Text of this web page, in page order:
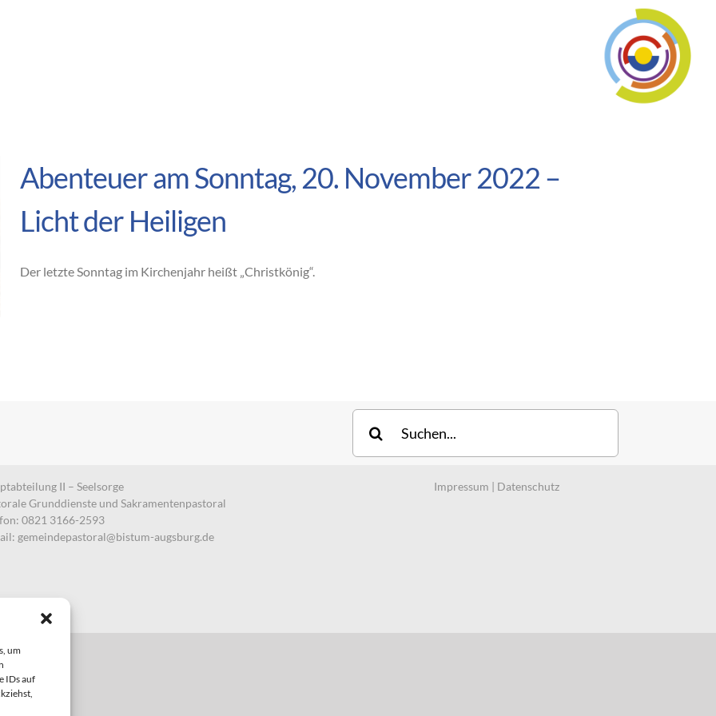
um
IDs auf
Abenteuer am Sonntag, 20. November 2022 –
Licht der Heiligen
Der letzte Sonntag im Kirchenjahr heißt „Christkönig“.
Suche
nach:
II – Seelsorge
Grunddienste und Sakramentenpastoral
0821 3166-2593
gemeindepastoral@bistum-augsburg.de
Impressum | Datenschutz